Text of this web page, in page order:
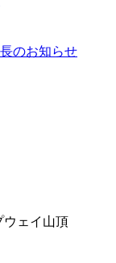
のお知らせ
ウェイ山頂